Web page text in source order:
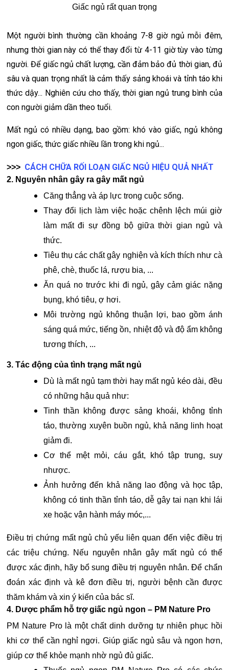
Giấc ngủ rất quan trọng
Một người bình thường cần khoảng 7-8 giờ ngủ mỗi đêm,
nhưng thời gian này có thể thay đổi từ 4-11 giờ tùy vào từng
người. Để giấc ngủ chất lượng, cần đảm bảo đủ thời gian, đủ
sâu và quan trọng nhất là cảm thấy sảng khoái và tỉnh táo khi
thức dậy... Nghiên cứu cho thấy, thời gian ngủ trung bình của
con người giảm dần theo tuổi.
Mất ngủ có nhiều dạng, bao gồm: khó vào giấc, ngủ không
ngon giấc, thức giấc nhiều lần trong khi ngủ...
>>> CÁCH CHỮA RỐI LOẠN GIẤC NGỦ HIỆU QUẢ NHẤT
2. Nguyên nhân gây ra gây mất ngủ
Căng thẳng và áp lực trong cuộc sống.
Thay đổi lịch làm việc hoặc chênh lệch múi giờ
làm mất đi sự đồng bộ giữa thời gian ngủ và
thức.
Tiêu thụ các chất gây nghiện và kích thích như cà
phê, chè, thuốc lá, rượu bia, ...
Ăn quá no trước khi đi ngủ, gây cảm giác nặng
bụng, khó tiêu, ợ hơi.
Môi trường ngủ không thuận lợi, bao gồm ánh
sáng quá mức, tiếng ồn, nhiệt độ và độ ẩm không
tương thích, ...
3. Tác động của tình trạng mất ngủ
Dù là mất ngủ tạm thời hay mất ngủ kéo dài, đều
có những hậu quả như:
Tinh thần không được sảng khoái, không tỉnh
táo, thường xuyên buồn ngủ, khả năng linh hoạt
giảm đi.
Cơ thể mệt mỏi, cáu gắt, khó tập trung, suy
nhược.
Ảnh hưởng đến khả năng lao động và học tập,
không có tinh thần tỉnh táo, dễ gây tai nạn khi lái
xe hoặc vận hành máy móc,...
Điều trị chứng mất ngủ chủ yếu liên quan đến việc điều trị
các triệu chứng. Nếu nguyên nhân gây mất ngủ có thể
được xác định, hãy bổ sung điều trị nguyên nhân. Để chẩn
đoán xác định và kê đơn điều trị, người bệnh cần được
thăm khám và xin ý kiến ​​của bác sĩ.
4. Dược phẩm hỗ trợ giấc ngủ ngon – PM Nature Pro
PM Nature Pro là một chất dinh dưỡng tự nhiên phục hồi
khi cơ thể cần nghỉ ngơi. Giúp giấc ngủ sâu và ngon hơn,
giúp cơ thể khỏe mạnh nhờ ngủ đủ giấc.